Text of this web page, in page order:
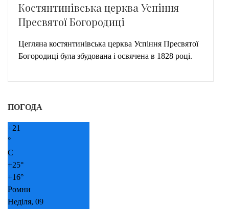
Костянтинівська церква Успіння
Пресвятої Богородиці
Цегляна костянтинівська церква Успіння Пресвятої
Богородиці була збудована і освячена в 1828 році.
ПОГОДА
+21
°
C
+25°
+16°
Ромни
Неділя, 09